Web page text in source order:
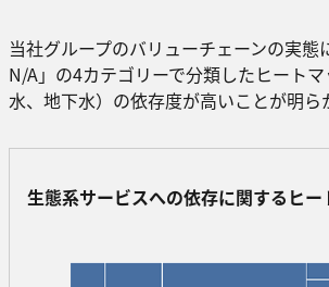
当社グループのバリューチェーンの実
N/A」の4カテゴリーで分類したヒート
水、地下水）の依存度が高いことが明ら
生態系サービスへの依存に関するヒー